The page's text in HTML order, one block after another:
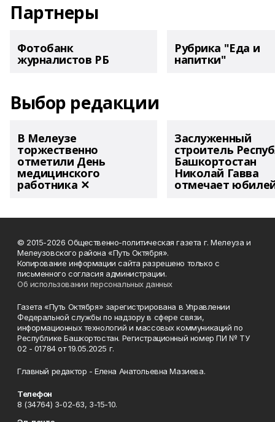
Партнеры
Фотобанк
журналистов РБ
Рубрика "Еда и
напитки"
Выбор редакции
В Мелеузе
торжественно
отметили День
медицинского
работника ✕
Заслуженный
строитель
Башкортостан
Николай Гавва
отмечает
© 2015-2026 Общественно-политическая газета г. Мелеуза и
Мелеузовского района «Путь Октября».
Копирование информации сайта разрешено только с
письменного согласия администрации.
Об использовании персональных данных
Газета «Путь Октября» зарегистрирована в Управлении
Федеральной службы по надзору в сфере связи,
информационных технологий и массовых коммуникаций по
Республике Башкортостан. Регистрационный номер ПИ № ТУ
02 - 01784 от 19.05.2025 г.
Главный редактор - Елена Анатольевна Мазиева.
Телефон
8 (34764) 3-02-63, 3-15-10.